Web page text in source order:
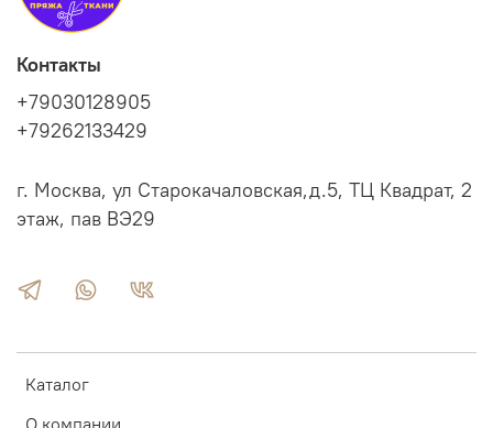
Каталог
Контакты
+79030128905
+79262133429
г. Москва, ул Старокачаловская,д.5, ТЦ Квадрат, 2
этаж, пав ВЭ29